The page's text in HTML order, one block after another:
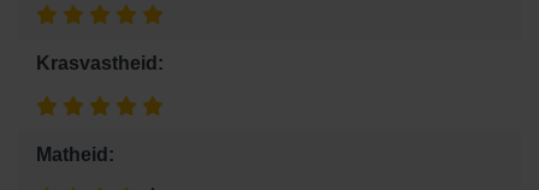
Krasvastheid:
Matheid: